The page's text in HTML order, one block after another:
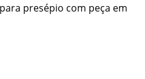
presépio com peça em